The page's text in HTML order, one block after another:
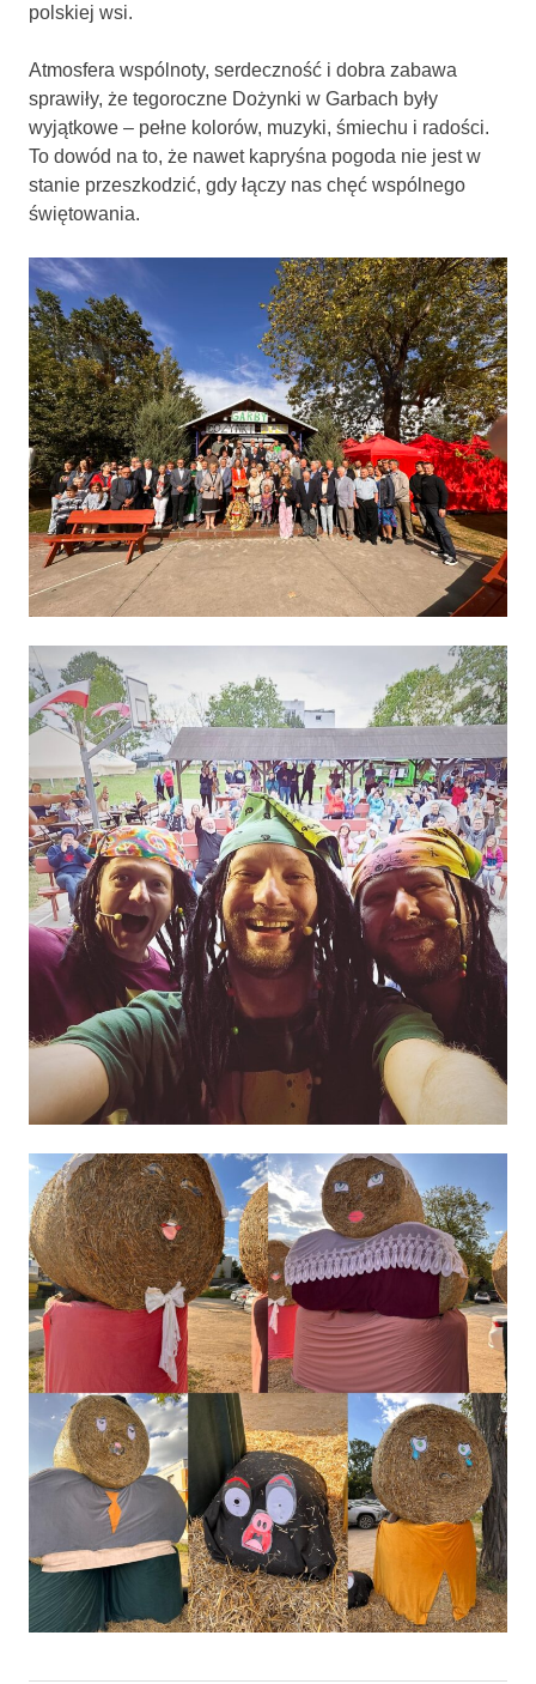
polskiej wsi.
Atmosfera wspólnoty, serdeczność i dobra zabawa
sprawiły, że tegoroczne Dożynki w Garbach były
wyjątkowe – pełne kolorów, muzyki, śmiechu i radości.
To dowód na to, że nawet kapryśna pogoda nie jest w
stanie przeszkodzić, gdy łączy nas chęć wspólnego
świętowania.